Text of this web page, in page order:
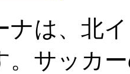
は、北
。サッカ